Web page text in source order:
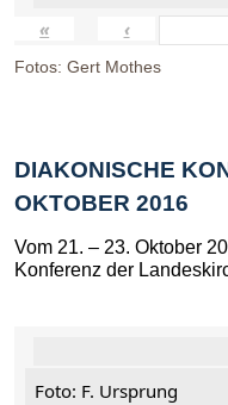
« ‹
Fotos: Gert Mothes
DIAKONISCHE
OKTOBER 2016
Vom 21. – 23. Oktober
Konferenz der
Foto: F. Ursprung